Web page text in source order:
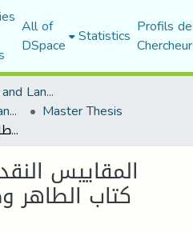
All of
DSpace Statistics Profils
Faculty of Letters and Languages
Department of Arabic Language and Literature Master Thesis
المقاييس النقدية التطبيقية في كتاب الطاهر وطار -تجربة الكتابة الواقعية -
المقاييس
كتاب الطاهر